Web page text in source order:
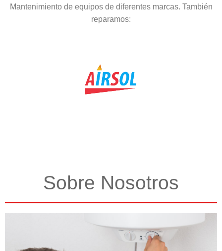
Mantenimiento de equipos de diferentes marcas. También
reparamos:
Sobre Nosotros